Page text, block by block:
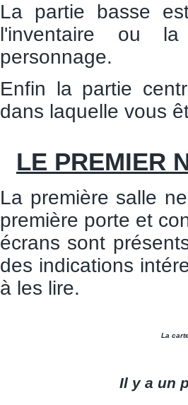
La partie basse
l'inventaire ou
personnage.
Enfin la partie
dans laquelle vous
LE PREMIER
La première salle
première porte et
écrans sont
des indications
à les lire.
La
Il y a un